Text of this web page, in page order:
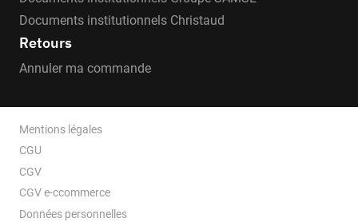
Documents institutionnels Christaud
Retours
Annuler ma commande
Mentions légales
CGU
CGV
CGV e-ccommerce
Données personnelles